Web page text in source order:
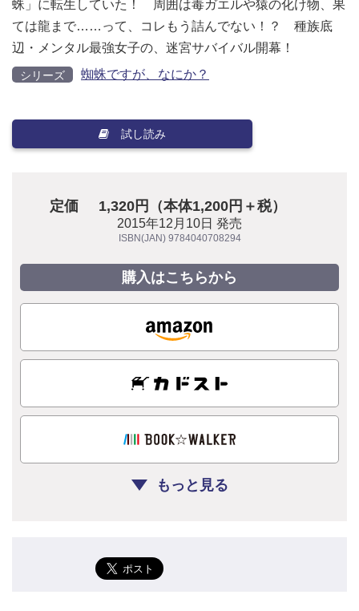
蛛」に転生していた！ 周囲は毒ガエルや猿の化け物、果
ては龍まで……って、コレもう詰んでない！？ 種族底
辺・メンタル最強女子の、迷宮サバイバル開幕！
シリーズ 蜘蛛ですが、なにか？
試し読み
定価 1,320円（本体1,200円＋税）
2015年12月10日 発売
ISBN(JAN) 9784040708294
購入はこちらから
もっと見る